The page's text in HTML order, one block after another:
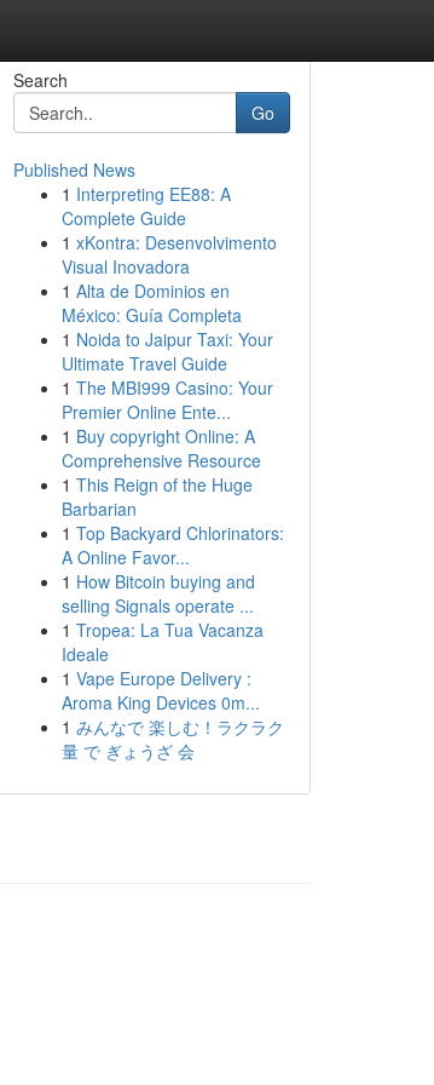
Search
Go
Published News
1 Interpreting EE88: A
Complete Guide
1 xKontra: Desenvolvimento
Visual Inovadora
1 Alta de Dominios en
México: Guía Completa
1 Noida to Jaipur Taxi: Your
Ultimate Travel Guide
1 The MBI999 Casino: Your
Premier Online Ente...
1 Buy copyright Online: A
Comprehensive Resource
1 This Reign of the Huge
Barbarian
1 Top Backyard Chlorinators:
A Online Favor...
1 How Bitcoin buying and
selling Signals operate ...
1 Tropea: La Tua Vacanza
Ideale
1 Vape Europe Delivery :
Aroma King Devices 0m...
1 みんなで 楽しむ！ラクラク
量 で ぎょうざ 会